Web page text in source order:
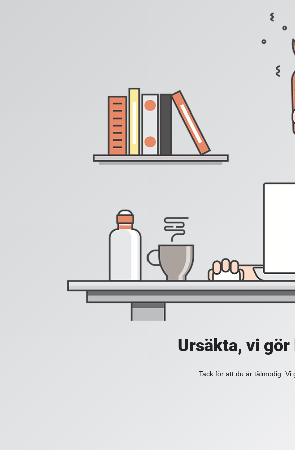
Ursäkta, vi
Tack för att du är tålmodig. Vi